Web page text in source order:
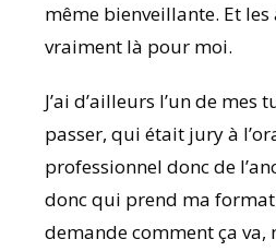
même bienveillante. Et les
vraiment là pour moi.
J’ai d’ailleurs l’un de
passer, qui était jury à
professionnel donc de
donc qui prend ma
demande comment ça va,